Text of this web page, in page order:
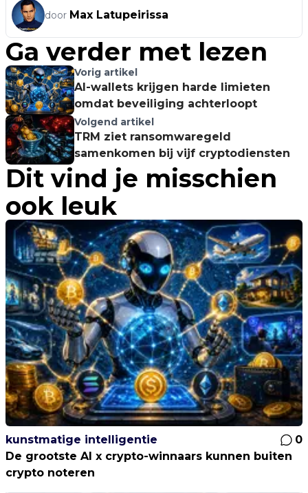
door Max Latupeirissa
Ga verder met lezen
Vorig artikel
AI-wallets krijgen harde limieten
omdat beveiliging achterloopt
Volgend artikel
TRM ziet ransomwaregeld
samenkomen bij vijf cryptodiensten
Dit vind je misschien
ook leuk
kunstmatige intelligentie
0
De grootste AI x crypto-winnaars kunnen buiten
crypto noteren